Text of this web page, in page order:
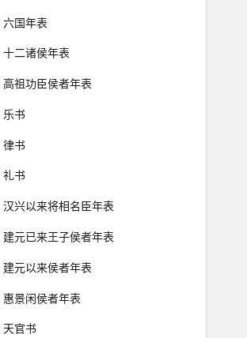
六国年表
十二诸侯年表
高祖功臣侯者年表
乐书
律书
礼书
汉兴以来将相名臣年表
建元已来王子侯者年表
建元以来侯者年表
惠景闲侯者年表
天官书